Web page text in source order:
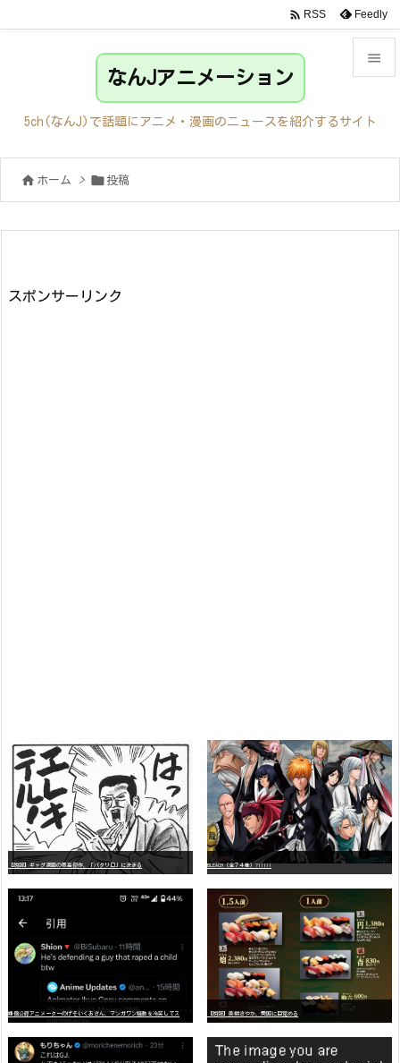

サイド
前へ

 RSS Feedly
なんJアニメーション
5ch(なんJ)で話題にアニメ・漫画のニュースを紹介するサイト
 ホーム >  投稿
スポンサーリンク
【朗報】ギャグ漫画の最高傑作、「パタリロ」に決まる BLEACH（全７４巻）?!!!!!
【朗報】美樹さやか、愛国に目覚める